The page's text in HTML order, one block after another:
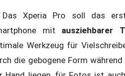
Xperia Pro soll das
mit ausziehbarer
Werkzeug für
die gebogene Form